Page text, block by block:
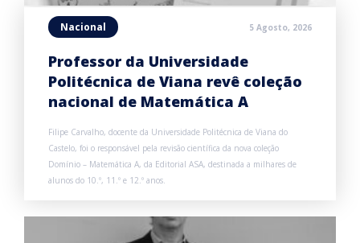
Nacional 5 Agosto, 2026
Professor da Universidade
Politécnica de Viana revê coleção
nacional de Matemática A
Filipe Carvalho, docente da Universidade Politécnica de Viana do
Castelo, foi o responsável pela revisão científica da nova coleção
Domínio – Matemática A, da Editorial ASA, destinada a milhares de
alunos do 10.º, 11.º e 12.º anos.